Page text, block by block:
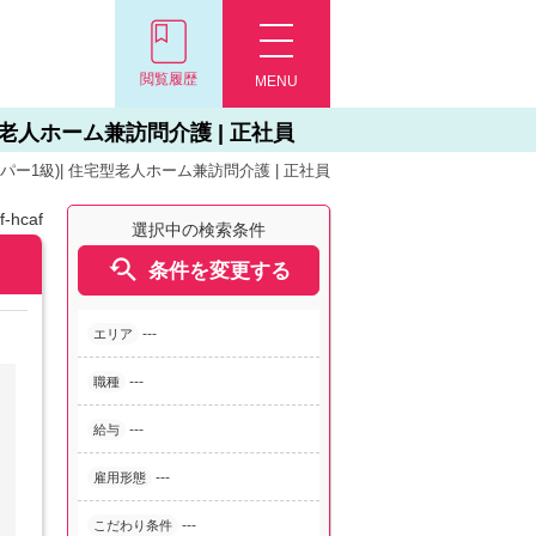
MENU
閲覧履歴
人ホーム兼訪問介護 | 正社員
ー1級)| 住宅型老人ホーム兼訪問介護 | 正社員
選択中の検索条件
 条件を変更する
エリア ---
職種 ---
給与 ---
雇用形態 ---
こだわり条件 ---
hcaf